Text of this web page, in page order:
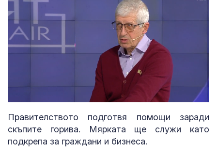
Правителството подготвя помощи заради
скъпите горива. Мярката ще служи като
подкрепа за граждани и бизнеса.